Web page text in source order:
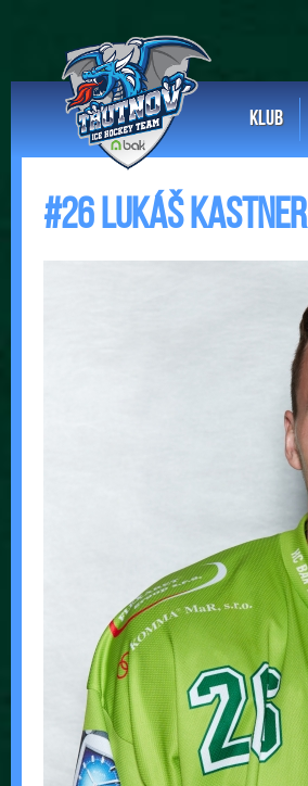
KLUB
#26 Lukáš Kastner